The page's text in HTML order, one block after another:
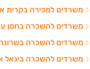
משרדים למכירה בקרית
משרדים להשכרה בחסן
משרדים להשכרה
משרדים להשכרה ביגאל